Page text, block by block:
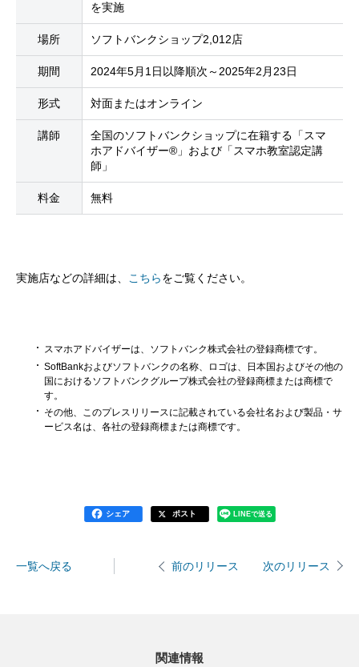
を実施
場所 ソフトバンクショップ2,012店
期間 2024年5月1日以降順次～2025年2月23日
形式 対面またはオンライン
講師
全国のソフトバンクショップに在籍する「スマ
ホアドバイザー®」および「スマホ教室認定講
師」
料金 無料
実施店などの詳細は、 こちらをご覧ください。
スマホアドバイザーは、ソフトバンク株式会社の登録商標です。
SoftBankおよびソフトバンクの名称、ロゴは、日本国およびその他の
国におけるソフトバンクグループ株式会社の登録商標または商標で
す。
その他、このプレスリリースに記載されている会社名および製品・サ
ービス名は、各社の登録商標または商標です。
シェア ポスト LINEで送る
一覧へ戻る 前のリリース 次のリリース
関連情報